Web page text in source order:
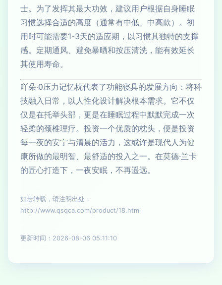
士。为了发挥其最大功效，建议用户根据自身睡眠
习惯选择合适的高度（通常有中低、中高款）。初
用时可能需要1-3天的适应期，以习惯其独特的支撑
感。定期通风、避免暴晒和按压清洗，能有效延长
其使用寿命。
吖朵·0压力记忆枕代表了功能寝具的发展方向：将科
技融入日常，以人性化设计解决根本需求。它不仅
仅是在托举头部，更是在睡眠过程中默默完成一次
轻柔的颈椎理疗。投资一个优质的枕头，便是投资
每一夜的安宁与清晨的活力，这或许是现代人为健
康所做的最明智、最舒适的投入之一。在莫德·兰卡
的匠心打造下，一夜安眠，不再遥远。
如若转载，请注明出处：
http://www.qsqca.com/product/18.html
更新时间：2026-08-06 05:11:10